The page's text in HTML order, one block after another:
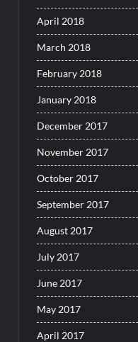
April 2018
March 2018
February 2018
January 2018
December 2017
November 2017
October 2017
September 2017
August 2017
July 2017
June 2017
May 2017
April 2017